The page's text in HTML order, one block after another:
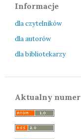
Informacje
dla czytelników
dla autorów
dla bibliotekarzy
Aktualny numer